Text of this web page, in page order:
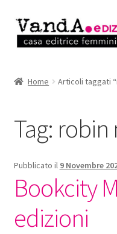
Vai
alla
Vai
al
AUTRICI e AUTORI
EVENTI
RASSEGNA STAMPA
CHI SIAMO
Home Articoli taggati
Tag: robin
Pubblicato il 9 Novembre
Bookcity
edizioni